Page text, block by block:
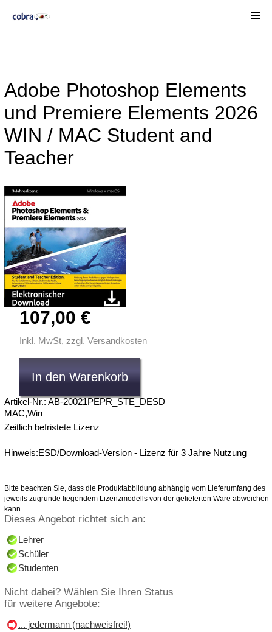
Alle
Marken-
Adobe Photoshop Elements
und Premiere Elements 2026
WIN / MAC Student and
Teacher
107,00 €
Inkl. MwSt, zzgl. Versandkosten
Artikel-Nr.: AB-20021PEPR_STE_DESD
MAC,Win
Zeitlich befristete Lizenz
Hinweis:ESD/Download-Version - Lizenz für 3 Jahre Nutzung
Bitte beachten Sie, dass die Produktabbildung abhängig vom Lieferumfang des
jeweils zugrunde liegendem Lizenzmodells von der gelieferten Ware abweichen
kann.
Dieses Angebot richtet sich an:
Lehrer
Schüler
Studenten
Nicht dabei? Wählen Sie Ihren Status
für weitere Angebote:
... jedermann (nachweisfrei!)